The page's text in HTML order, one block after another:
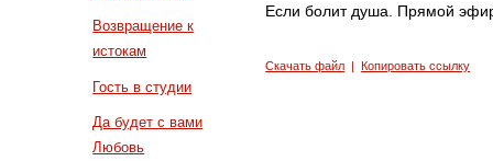
Возвращение к
истокам
Гость в студии
Да будет с вами
Любовь
Если болит душа. Прямой
Скачать файл |Копировать ссылку